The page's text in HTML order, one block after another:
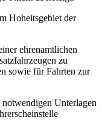
Hoheitsgebiet der
ehrenamtlichen
zu
sowie für Fahrten zur
Unterlagen